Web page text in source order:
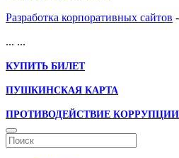
Разработка корпоративных сайтов
... ...
КУПИТЬ БИЛЕТ
ПУШКИНСКАЯ КАРТА
ПРОТИВОДЕЙСТВИЕ КОРРУПЦИИ